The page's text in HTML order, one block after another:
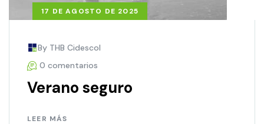
17 DE AGOSTO DE 2025
By THB Cidescol
0 comentarios
Verano seguro
LEER MÁS